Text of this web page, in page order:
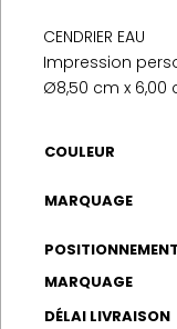
CENDRIER EAU
Impression
Ø8,50 cm x 6,00
COULEUR
MARQUAGE
MARQUAGE
DÉLAI LIVRAISON